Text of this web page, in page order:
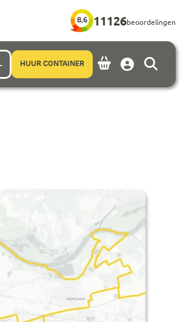
8,6 11126beoordelingen
HUUR CONTAINER Account